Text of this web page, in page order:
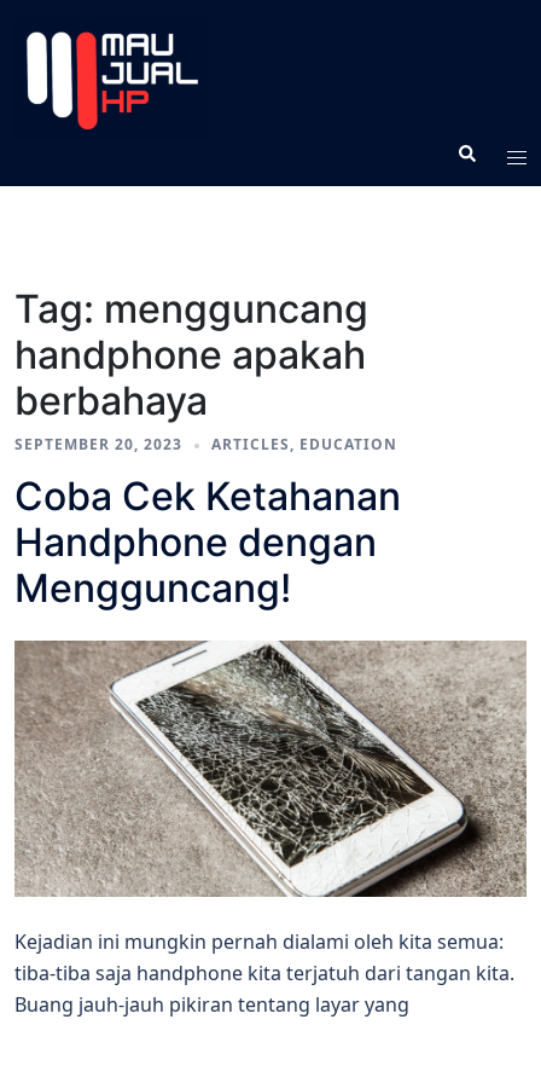
Tag: mengguncang
handphone apakah
berbahaya
SEPTEMBER 20, 2023 ARTICLES, EDUCATION
Coba Cek Ketahanan
Handphone dengan
Mengguncang!
Kejadian ini mungkin pernah dialami oleh kita semua:
tiba-tiba saja handphone kita terjatuh dari tangan kita.
Buang jauh-jauh pikiran tentang layar yang